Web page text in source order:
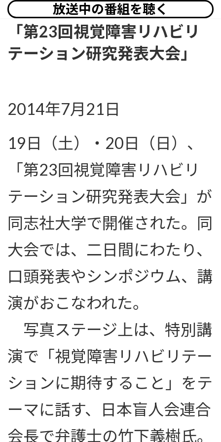
放送中の番組を聴く
「第23回視覚障害リハビリ
テーション研究発表大会」
2014年7月21日
19日（土）・20日（日）、
「第23回視覚障害リハビリ
テーション研究発表大会」が
同志社大学で開催された。同
大会では、二日間にわたり、
口頭発表やシンポジウム、講
演がおこなわれた。
写真ステージ上は、特別講
演で「視覚障害リハビリテー
ションに期待すること」をテ
ーマに話す、日本盲人会連合
会長で弁護士の竹下義樹氏。